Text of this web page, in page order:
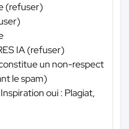
(refuser)
IA (refuser)
un non-respect
le spam)
oui : Plagiat,